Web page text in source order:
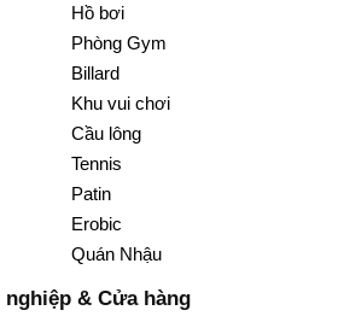
Hồ bơi
Phòng Gym
Billard
Khu vui chơi
Cầu lông
Tennis
Patin
Erobic
Quán Nhậu
nghiệp & Cửa hàng